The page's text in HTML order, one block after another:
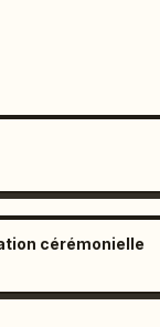
cérémonielle